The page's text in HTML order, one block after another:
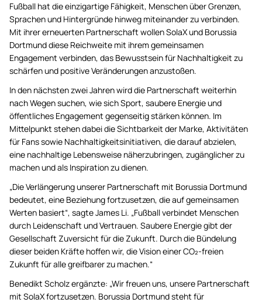
Fußball hat die einzigartige Fähigkeit, Menschen über Grenzen,
Sprachen und Hintergründe hinweg miteinander zu verbinden.
Mit ihrer erneuerten Partnerschaft wollen SolaX und Borussia
Dortmund diese Reichweite mit ihrem gemeinsamen
Engagement verbinden, das Bewusstsein für Nachhaltigkeit zu
schärfen und positive Veränderungen anzustoßen.
In den nächsten zwei Jahren wird die Partnerschaft weiterhin
nach Wegen suchen, wie sich Sport, saubere Energie und
öffentliches Engagement gegenseitig stärken können. Im
Mittelpunkt stehen dabei die Sichtbarkeit der Marke, Aktivitäten
für Fans sowie Nachhaltigkeitsinitiativen, die darauf abzielen,
eine nachhaltige Lebensweise näherzubringen, zugänglicher zu
machen und als Inspiration zu dienen.
„Die Verlängerung unserer Partnerschaft mit Borussia Dortmund
bedeutet, eine Beziehung fortzusetzen, die auf gemeinsamen
Werten basiert“, sagte James Li. „Fußball verbindet Menschen
durch Leidenschaft und Vertrauen. Saubere Energie gibt der
Gesellschaft Zuversicht für die Zukunft. Durch die Bündelung
dieser beiden Kräfte hoffen wir, die Vision einer CO₂-freien
Zukunft für alle greifbarer zu machen.“
Benedikt Scholz ergänzte: „Wir freuen uns, unsere Partnerschaft
mit SolaX fortzusetzen. Borussia Dortmund steht für